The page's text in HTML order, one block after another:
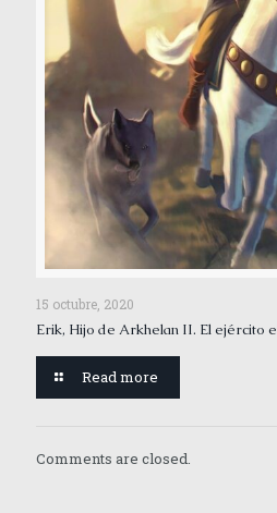
15 octubre, 2020
Erik, Hijo de Arkhelan II. El ejército
Read more
Comments are closed.